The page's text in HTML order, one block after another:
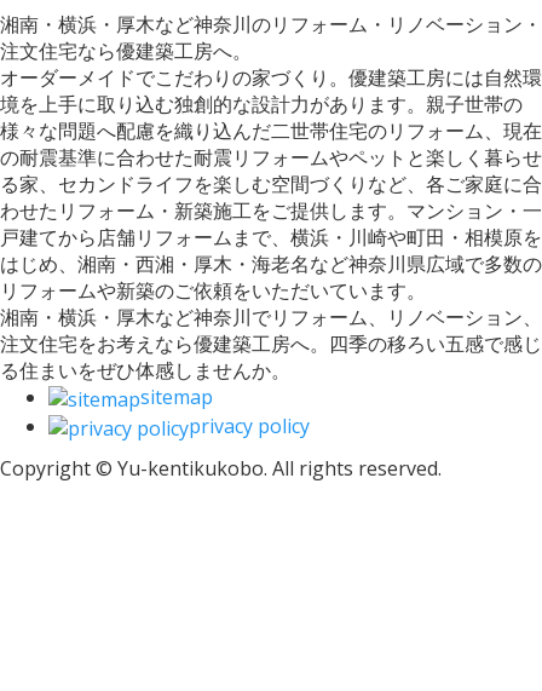
湘南・横浜・厚木など神奈川のリフォーム・リノベーション・
注文住宅なら優建築工房へ。
オーダーメイドでこだわりの家づくり。優建築工房には自然環
境を上手に取り込む独創的な設計力があります。親子世帯の
様々な問題へ配慮を織り込んだ二世帯住宅のリフォーム、現在
の耐震基準に合わせた耐震リフォームやペットと楽しく暮らせ
る家、セカンドライフを楽しむ空間づくりなど、各ご家庭に合
わせたリフォーム・新築施工をご提供します。マンション・一
戸建てから店舗リフォームまで、横浜・川崎や町田・相模原を
はじめ、湘南・西湘・厚木・海老名など神奈川県広域で多数の
リフォームや新築のご依頼をいただいています。
湘南・横浜・厚木など神奈川でリフォーム、リノベーション、
注文住宅をお考えなら優建築工房へ。四季の移ろい五感で感じ
る住まいをぜひ体感しませんか。
sitemap
privacy policy
Copyright © Yu-kentikukobo. All rights reserved.